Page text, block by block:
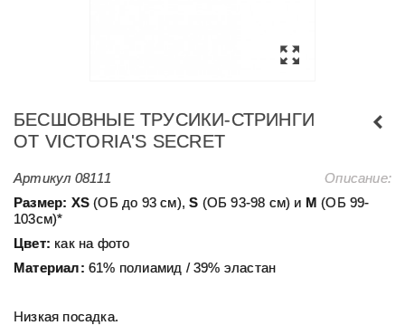
БЕСШОВНЫЕ ТРУСИКИ-СТРИНГИ
ОТ VICTORIA'S SECRET
Артикул 08111
Описание:
Размер: ХS (ОБ до 93 см),S (ОБ 93-98 см) и М (ОБ 99-
103см)*
Цвет: как на фото
Материал: 61% полиамид / 39% эластан
Низкая посадка.